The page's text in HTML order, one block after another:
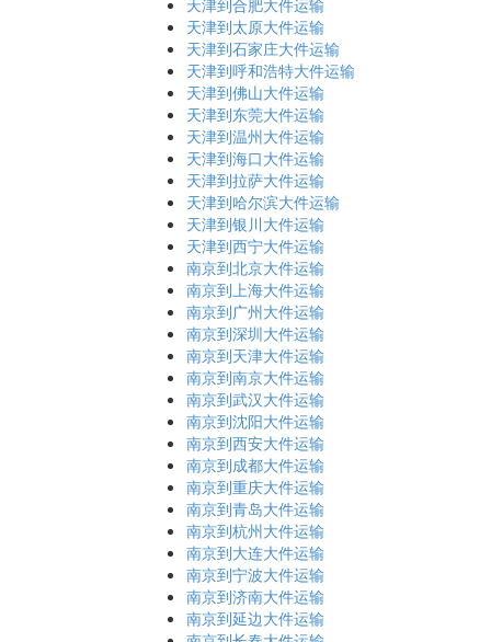
天津到合肥大件运输
天津到太原大件运输
天津到石家庄大件运输
天津到呼和浩特大件运输
天津到佛山大件运输
天津到东莞大件运输
天津到温州大件运输
天津到海口大件运输
天津到拉萨大件运输
天津到哈尔滨大件运输
天津到银川大件运输
天津到西宁大件运输
南京到北京大件运输
南京到上海大件运输
南京到广州大件运输
南京到深圳大件运输
南京到天津大件运输
南京到南京大件运输
南京到武汉大件运输
南京到沈阳大件运输
南京到西安大件运输
南京到成都大件运输
南京到重庆大件运输
南京到青岛大件运输
南京到杭州大件运输
南京到大连大件运输
南京到宁波大件运输
南京到济南大件运输
南京到延边大件运输